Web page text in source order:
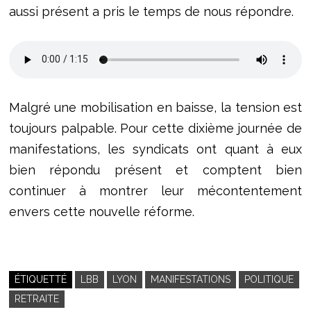
aussi présent a pris le temps de nous répondre.
Malgré une mobilisation en baisse, la tension est
toujours palpable. Pour cette dixième journée de
manifestations, les syndicats ont quant à eux
bien répondu présent et comptent bien
continuer à montrer leur mécontentement
envers cette nouvelle réforme.
ÉTIQUETTÉ LBB LYON MANIFESTATIONS
POLITIQUE
RETRAITE